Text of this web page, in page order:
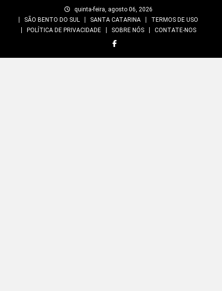
quinta-feira, agosto 06, 2026
SÃO BENTO DO SUL
SANTA CATARINA
TERMOS DE USO
POLÍTICA DE PRIVACIDADE
SOBRE NÓS CONTATE-NOS